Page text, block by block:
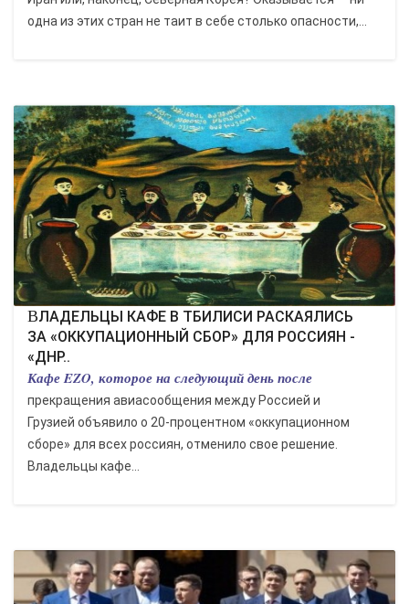
одна из этих стран не таит в себе столько опасности,...
ВЛАДЕЛЬЦЫ КАФЕ В ТБИЛИСИ РАСКАЯЛИСЬ
ЗА «ОККУПАЦИОННЫЙ СБОР» ДЛЯ РОССИЯН -
«ДНР..
Кафе EZO, которое на следующий день после
прекращения авиасообщения между Россией и
Грузией объявило о 20-процентном «оккупационном
сборе» для всех россиян, отменило свое решение.
Владельцы кафе...